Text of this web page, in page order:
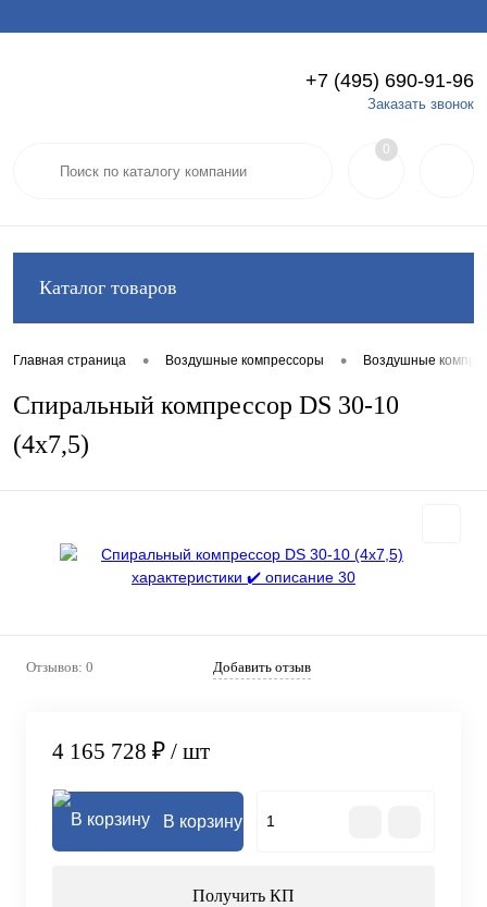
Вход Регистрация
+7 (495) 690-91-96
Заказать звонок
0
Каталог товаров
Главная страница • Воздушные компрессоры • Воздушные
Спиральный компрессор DS 30-10
(4x7,5)
Отзывов: 0 Добавить отзыв
4 165 728 ₽ / шт
В корзину
Получить КП